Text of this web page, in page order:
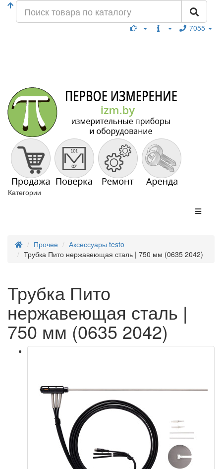
7055
Категории
Прочее
Аксессуары testo
Трубка Пито нержавеющая сталь | 750 мм (0635 2042)
Трубка Пито
нержавеющая сталь |
750 мм (0635 2042)